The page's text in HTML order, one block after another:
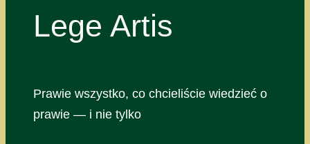
Lege Artis
Prawie wszystko, co chcieliście wiedzieć o
prawie — i nie tylko